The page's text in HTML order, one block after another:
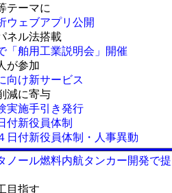
テーマに
ウェブアプリ公開
ネル法搭載
「舶用工業説明会」開催
が参加
向け新サービス
減に寄与
実施手引き発行
付新役員体制
日付新役員体制・人事異動
ノール燃料内航タンカー開発で提
目指す